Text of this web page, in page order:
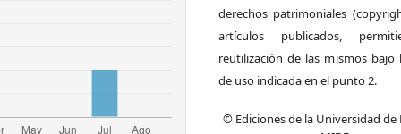
derechos patrimoniales
artículos publicados,
reutilización de las mismos bajo
de uso indicada en el punto 2.
© Ediciones de la Universidad de